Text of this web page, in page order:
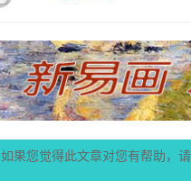
如果您觉得此文章对您有帮助，